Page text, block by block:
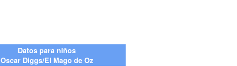
Datos para niños
Oscar Diggs/El Mago de Oz